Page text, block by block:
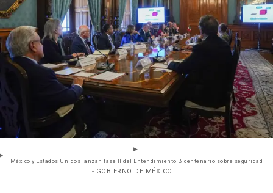
México y Estados Unidos lanzan fase II del Entendimiento Bicentenario sobre seguridad
- GOBIERNO DE MÉXICO